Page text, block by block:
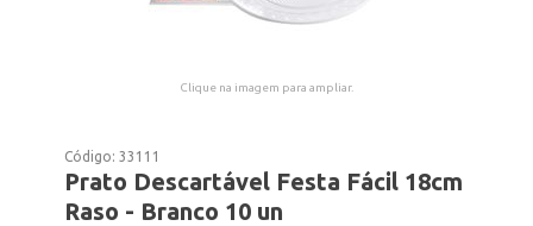
Clique na imagem para ampliar.
Código:33111
Prato Descartável Festa Fácil 18cm
Raso - Branco 10 un